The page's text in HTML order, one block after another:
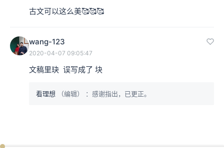
古文可以这么美🥰🥰🥰
wang-123
2020-04-07 09:05:47
文稿里玦  误写成了 块
看理想 （编辑） ：感谢指出，已更正。